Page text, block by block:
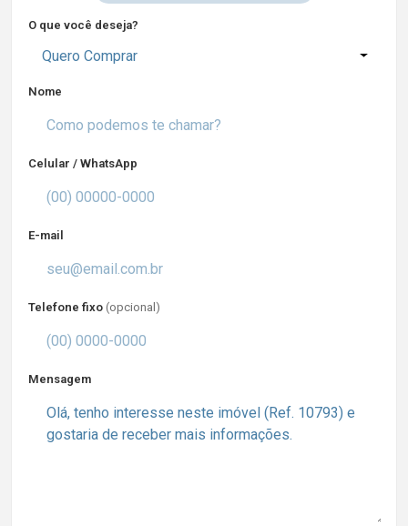
O que você deseja?
Quero Comprar
Nome
Celular / WhatsApp
E-mail
Telefone fixo (opcional)
Mensagem